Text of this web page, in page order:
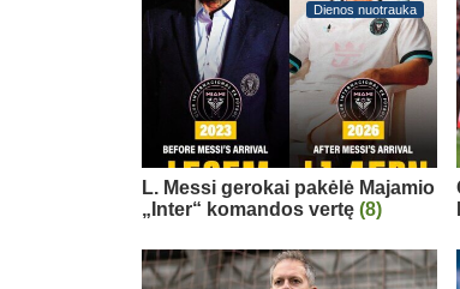
Dienos nuotrauka
L. Messi gerokai pakėlė Majamio
„Inter“ komandos vertę (8)